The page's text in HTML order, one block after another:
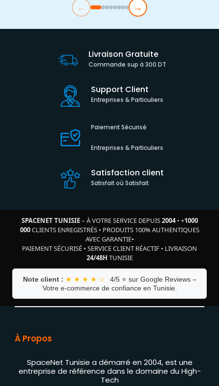
← →
Livraison Gratuite
Commande sup à 300 DT
Support Client
Entreprises & Particuliers
Paiement Sécurisé
Entreprises & Particuliers
Satisfaction client
Satisfait où Satisfait
SPACENET TUNISIE– À VOTRE SERVICE DEPUIS2004• +1000
000CLIENTS ENREGISTRÉS• PRODUITS 100% AUTHENTIQUES
AVEC GARANTIE•
PAIEMENT SÉCURISÉ • SERVICE CLIENT RÉACTIF • LIVRAISON
24/48H TUNISIE
Note client : ★ ★ ★ ★ ☆
4/5 ⭐ sur Google Reviews –
Votre e-commerce de confiance en Tunisie.
À Propos
SpaceNet Tunisie a démarré en 2004, est une
entreprise de référence dans le domaine du High-
Tech